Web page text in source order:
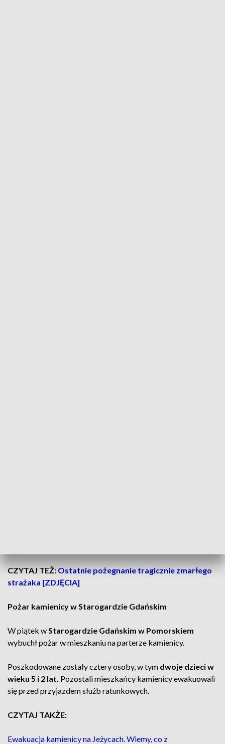
CZYTAJ TEŻ: Ostatnie pożegnanie tragicznie zmarłego
strażaka [ZDJĘCIA]
Pożar kamienicy w Starogardzie Gdańskim
W piątek wStarogardzie Gdańskim w Pomorskiem
wybuchł pożar w mieszkaniu na parterze kamienicy.
Poszkodowane zostały cztery osoby, w tym dwoje dzieci w
wieku 5 i 2 lat. Pozostali mieszkańcy kamienicy ewakuowali
się przed przyjazdem służb ratunkowych.
CZYTAJ TAKŻE:
Ewakuacja kamienicy na Jeżycach. Wiemy, co z